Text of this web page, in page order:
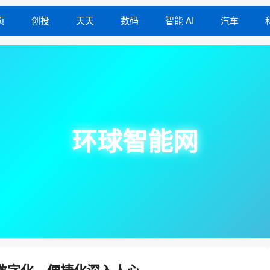
创投 天天 数码 智能 AI 汽车
环球智能网